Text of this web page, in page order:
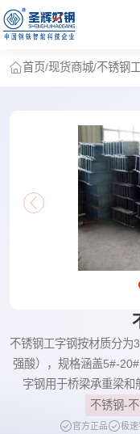
首页/现货商城/不锈钢
不锈钢工字钢按材质分为
强酸），规格涵盖5#-
字钢用于桥梁承重梁和
不锈钢-
官方正品 极速